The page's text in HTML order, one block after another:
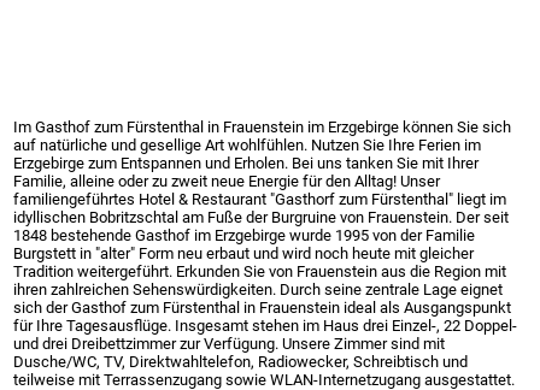
Im Gasthof zum Fürstenthal in Frauenstein im Erzgebirge können Sie sich
auf natürliche und gesellige Art wohlfühlen. Nutzen Sie Ihre Ferien im
Erzgebirge zum Entspannen und Erholen. Bei uns tanken Sie mit Ihrer
Familie, alleine oder zu zweit neue Energie für den Alltag! Unser
familiengeführtes Hotel & Restaurant "Gasthorf zum Fürstenthal" liegt im
idyllischen Bobritzschtal am Fuße der Burgruine von Frauenstein. Der seit
1848 bestehende Gasthof im Erzgebirge wurde 1995 von der Familie
Burgstett in "alter" Form neu erbaut und wird noch heute mit gleicher
Tradition weitergeführt. Erkunden Sie von Frauenstein aus die Region mit
ihren zahlreichen Sehenswürdigkeiten. Durch seine zentrale Lage eignet
sich der Gasthof zum Fürstenthal in Frauenstein ideal als Ausgangspunkt
für Ihre Tagesausflüge. Insgesamt stehen im Haus drei Einzel-, 22 Doppel-
und drei Dreibettzimmer zur Verfügung. Unsere Zimmer sind mit
Dusche/WC, TV, Direktwahltelefon, Radiowecker, Schreibtisch und
teilweise mit Terrassenzugang sowie WLAN-Internetzugang ausgestattet.